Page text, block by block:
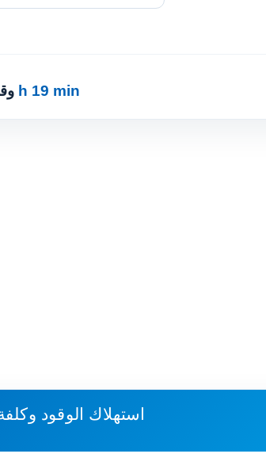
· 5 h 19 min
استهلاك الوقود